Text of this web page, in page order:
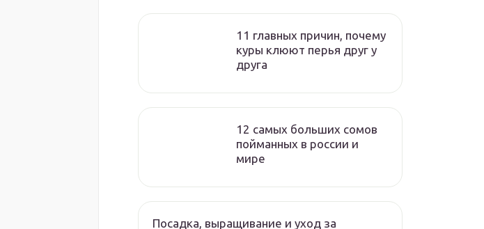
11 главных причин, почему
куры клюют перья друг у
друга
12 самых больших сомов
пойманных в россии и
мире
Посадка, выращивание и уход за